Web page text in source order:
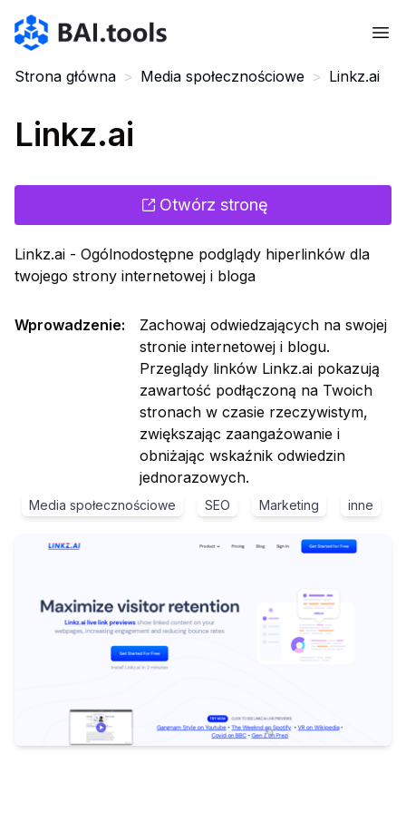
Bai.tools
Strona główna > Media społecznościowe > Linkz.ai
Linkz.ai
Otwórz stronę
Linkz.ai - Ogólnodostępne podglądy hiperlinków dla
twojego strony internetowej i bloga
Wprowadzenie:
Zachowaj odwiedzających na swojej
stronie internetowej i blogu.
Przeglądy linków Linkz.ai pokazują
zawartość podłączoną na Twoich
stronach w czasie rzeczywistym,
zwiększając zaangażowanie i
obniżając wskaźnik odwiedzin
jednorazowych.
Media społecznościowe SEO Marketing inne